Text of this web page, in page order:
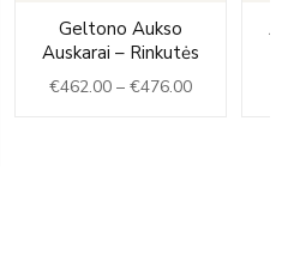
Geltono Aukso
Auskarai – Rinkutės
€462.00 – €476.00
€462.00
through